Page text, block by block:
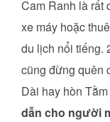
Cam Ranh là rất
xe máy hoặc
du lịch nổi tiếng.
cũng đừng quên
Dài hay hòn
dẫn cho người